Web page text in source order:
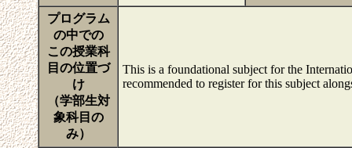
プログラム
の中での
この授業科
目の位置づ
け
（学部生対
象科目の
み）
This is a foundational subject for the
recommended to register for this subject